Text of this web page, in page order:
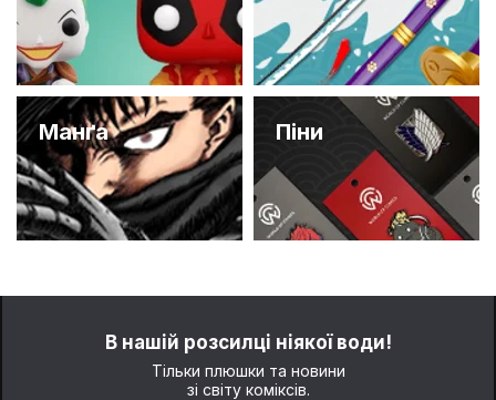
Манґа Піни
В нашій розсилці ніякої води!
Тільки плюшки та новини
зі світу коміксів.